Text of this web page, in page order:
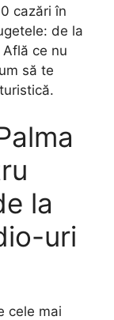
cazări în
de la
ce nu
să te
la
uri
cele mai